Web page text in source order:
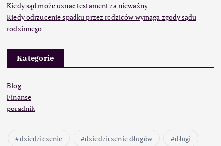
Kiedy sąd może uznać testament za nieważny
Kiedy odrzucenie spadku przez rodziców wymaga zgody sądu
rodzinnego
Kategorie
Blog
Finanse
poradnik
dziedziczenie dziedziczenie długów
długi